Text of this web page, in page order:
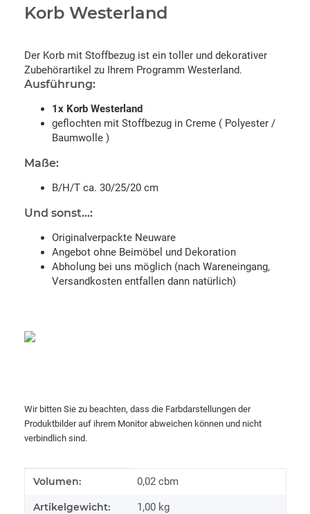
Korb Westerland
Der Korb mit Stoffbezug ist ein toller und dekorativer
Zubehörartikel zu Ihrem Programm Westerland.
Ausführung:
1x Korb Westerland
geflochten mit Stoffbezug in Creme ( Polyester /
Baumwolle )
Maße:
B/H/T ca. 30/25/20 cm
Und sonst...:
Originalverpackte Neuware
Angebot ohne Beimöbel und Dekoration
Abholung bei uns möglich (nach Wareneingang,
Versandkosten entfallen dann natürlich)
Wir bitten Sie zu beachten, dass die Farbdarstellungen der
Produktbilder auf ihrem Monitor abweichen können und nicht
verbindlich sind.
Produkteigenschaft
Wert
Volumen: 0,02 cbm
Artikelgewicht: 1,00 kg